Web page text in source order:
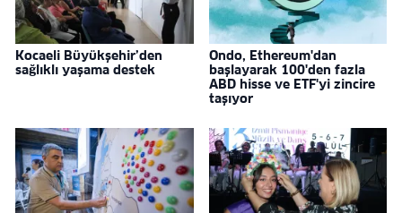
Kocaeli Büyükşehir’den
sağlıklı yaşama destek
Ondo, Ethereum'dan
başlayarak 100'den fazla
ABD hisse ve ETF'yi zincire
taşıyor